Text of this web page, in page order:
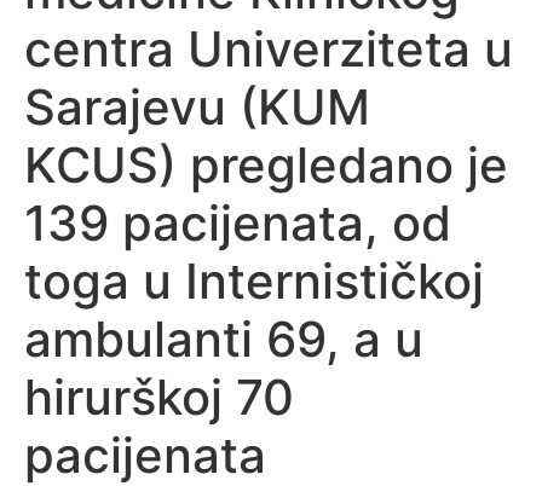
centra Univerziteta u
Sarajevu (KUM
KCUS) pregledano je
139 pacijenata, od
toga u Internističkoj
ambulanti 69, a u
hirurškoj 70
pacijenata